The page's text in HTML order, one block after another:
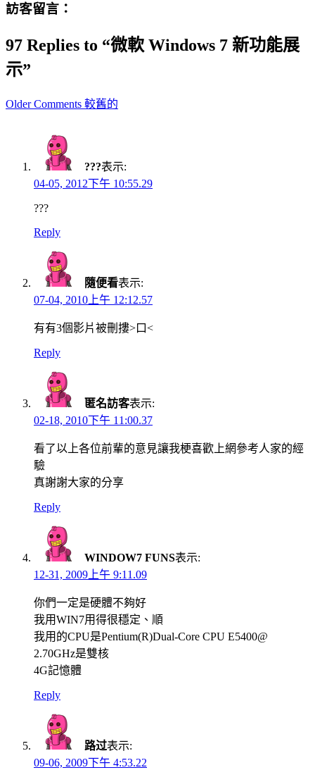
訪客留言：
97 Replies to “微軟 Windows 7 新功能展
示”
Comment
Older Comments 較舊的
???表示:
04-05, 2012下午 10:55.29
???
Reply
隨便看表示:
07-04, 2010上午 12:12.57
有有3個影片被刪摟>口<
Reply
匿名訪客表示:
02-18, 2010下午 11:00.37
看了以上各位前輩的意見讓我梗喜歡上網參考人家的經
驗
真謝謝大家的分享
Reply
WINDOW7 FUNS表示:
12-31, 2009上午 9:11.09
你們一定是硬體不夠好
我用WIN7用得很穩定、順
我用的CPU是Pentium(R)Dual-Core CPU E5400@
2.70GHz是雙核
4G記憶體
Reply
路过表示:
09-06, 2009下午 4:53.22